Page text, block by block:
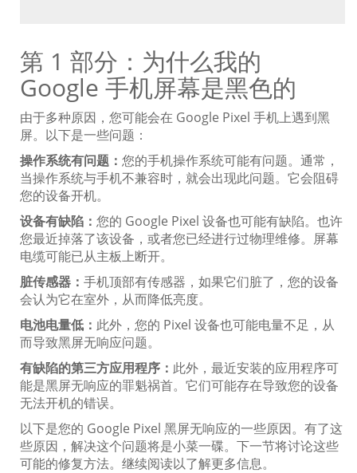
第 1 部分：为什么我的
Google 手机屏幕是黑色的
由于多种原因，您可能会在 Google Pixel 手机上遇到黑
屏。以下是一些问题：
操作系统有问题： 您的手机操作系统可能有问题。通常，
当操作系统与手机不兼容时，就会出现此问题。它会阻碍
您的设备开机。
设备有缺陷： 您的 Google Pixel 设备也可能有缺陷。也许
您最近掉落了该设备，或者您已经进行过物理维修。屏幕
电缆可能已从主板上断开。
脏传感器： 手机顶部有传感器，如果它们脏了，您的设备
会认为它在室外，从而降低亮度。
电池电量低： 此外，您的 Pixel 设备也可能电量不足，从
而导致黑屏无响应问题。
有缺陷的第三方应用程序： 此外，最近安装的应用程序可
能是黑屏无响应的罪魁祸首。它们可能存在导致您的设备
无法开机的错误。
以下是您的 Google Pixel 黑屏无响应的一些原因。有了这
些原因，解决这个问题将是小菜一碟。下一节将讨论这些
可能的修复方法。继续阅读以了解更多信息。